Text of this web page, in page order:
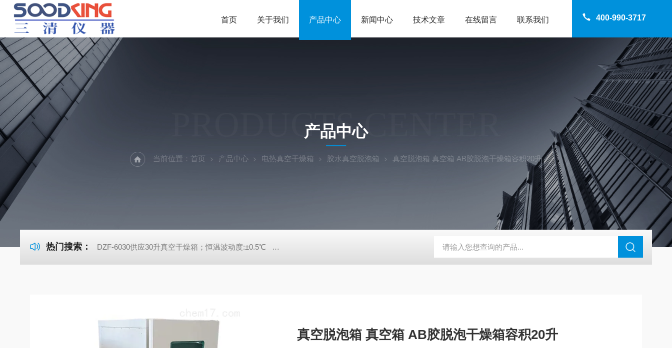
400-990-3717
首页 关于我们 产品中心 新闻中心 技术文章 在线留言 联系我们
PRODUCTS CENTER
产品中心
当前位置： 首页 产品中心 电热真空干燥箱 胶水真空脱泡箱 真空脱泡箱 真空箱 AB胶脱泡干燥箱容积20升
热门搜索： DZF-6030供应30升真空干燥箱；恒温波动度:±0.5℃ DHG-9140B（140升）电热恒温鼓风干燥箱，不锈钢干燥箱，烘箱控温范围300℃ DHG-9070B（70
真空脱泡箱 真空箱 AB胶脱泡干燥箱容积20升